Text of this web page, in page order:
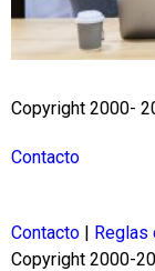
Copyright 2000-
Contacto
Contacto | Reglas
Copyright 2000-